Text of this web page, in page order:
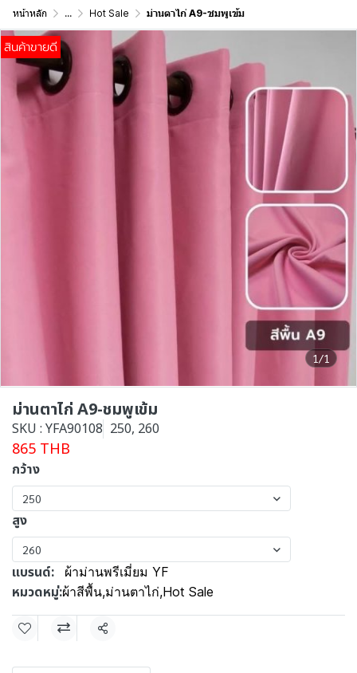
หน้าหลัก ... Hot Sale ม่านตาไก่ A9-ชมพูเข้ม
1/1
สินค้าขายดี
ม่านตาไก่ A9-ชมพูเข้ม
SKU : YFA90108 250, 260
865 THB
กว้าง
250
สูง
260
แบรนด์: ผ้าม่านพรีเมี่ยม YF
หมวดหมู่:ผ้าสีพื้น,ม่านตาไก่,Hot Sale
แชร์